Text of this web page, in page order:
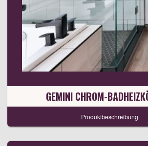
GEMINI CHROM-
Produktbeschreibung